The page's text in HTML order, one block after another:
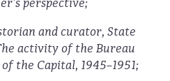
perspective;
and curator, State
activity of the Bureau
the Capital, 1945–1951;